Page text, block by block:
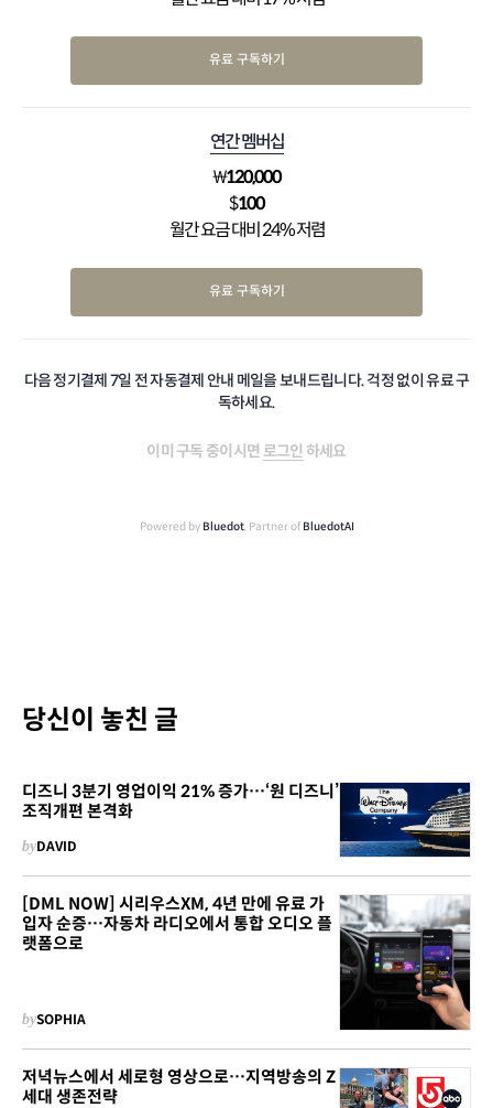
유료 구독하기
연간 멤버십
₩120,000
$100
월간 요금 대비 24% 저렴
유료 구독하기
다음 정기결제 7일 전 자동결제 안내 메일을 보내드립니다. 걱정 없이 유료 구
독하세요.
이미 구독 중이시면 로그인 하세요
Powered by Bluedot, Partner of BluedotAI
당신이 놓친 글
디즈니 3분기 영업이익 21% 증가…‘원 디즈니’
조직개편 본격화
byDAVID
[DML NOW] 시리우스XM, 4년 만에 유료 가
입자 순증…자동차 라디오에서 통합 오디오 플
랫폼으로
bySOPHIA
저녁뉴스에서 세로형 영상으로…지역방송의 Z
세대 생존전략